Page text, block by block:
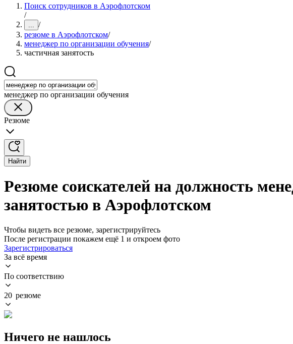
Поиск сотрудников в Аэрофлотском
/
... /
резюме в Аэрофлотском/
менеджер по организации обучения/
частичная занятость
менеджер по организации обучения
Резюме
Найти
Резюме соискателей на должность
занятостью в Аэрофлотском
Чтобы видеть все резюме, зарегистрируйтесь
После регистрации покажем ещё 1 и откроем фото
Зарегистрироваться
За всё время
По соответствию
20 резюме
Ничего не нашлось